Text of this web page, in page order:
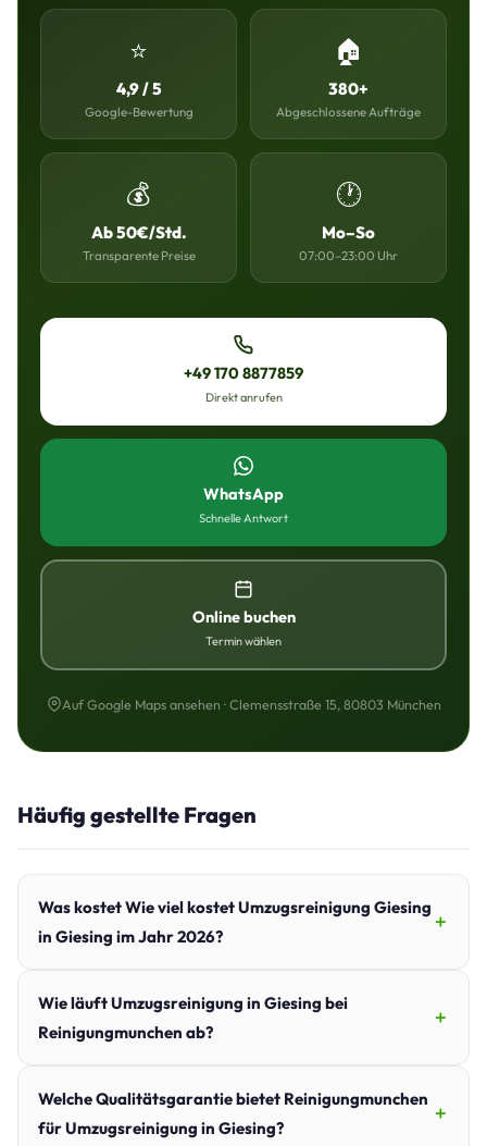
⭐
4,9 / 5
Google-Bewertung
🏠
380+
Abgeschlossene Aufträge
💰
Ab 50€/Std.
Transparente Preise
🕐
Mo–So
07:00–23:00 Uhr
+49 170 8877859
Direkt anrufen
WhatsApp
Schnelle Antwort
Online buchen
Termin wählen
Auf Google Maps ansehen · Clemensstraße 15, 80803 München
Häufig gestellte Fragen
Was kostet Wie viel kostet Umzugsreinigung Giesing
in Giesing im Jahr 2026?
Wie läuft Umzugsreinigung in Giesing bei
Reinigungmunchen ab?
Welche Qualitätsgarantie bietet Reinigungmunchen
für Umzugsreinigung in Giesing?